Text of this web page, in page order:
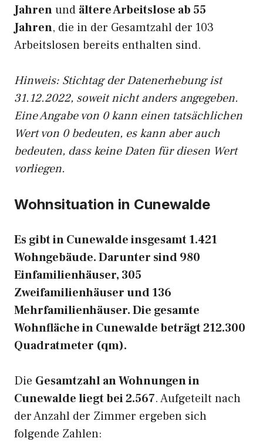
Jahrenund ältere Arbeitslose ab 55
Jahren, die in der Gesamtzahl der 103
Arbeitslosen bereits enthalten sind.
Hinweis: Stichtag der Datenerhebung ist
31.12.2022, soweit nicht anders angegeben.
Eine Angabe von 0 kann einen tatsächlichen
Wert von 0 bedeuten, es kann aber auch
bedeuten, dass keine Daten für diesen Wert
vorliegen.
Wohnsituation in Cunewalde
Es gibt in Cunewalde insgesamt 1.421
Wohngebäude. Darunter sind 980
Einfamilienhäuser, 305
Zweifamilienhäuser und 136
Mehrfamilienhäuser. Die gesamte
Wohnfläche in Cunewalde beträgt 212.300
Quadratmeter (qm).
Die Gesamtzahl an Wohnungen in
Cunewalde liegt bei 2.567. Aufgeteilt nach
der Anzahl der Zimmer ergeben sich
folgende Zahlen: